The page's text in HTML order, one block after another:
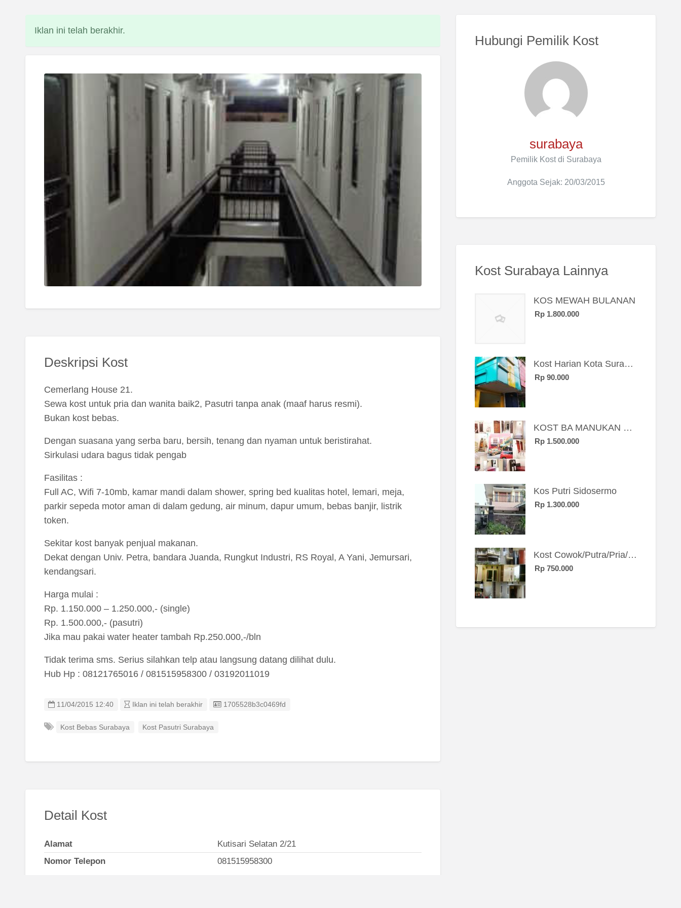
Iklan ini telah berakhir.
Deskripsi Kost
Cemerlang House 21.
Sewa kost untuk pria dan wanita baik2, Pasutri tanpa anak (maaf harus resmi).
Bukan kost bebas.
Dengan suasana yang serba baru, bersih, tenang dan nyaman untuk beristirahat.
Sirkulasi udara bagus tidak pengab
Fasilitas :
Full AC, Wifi 7-10mb, kamar mandi dalam shower, spring bed kualitas hotel, lemari, meja,
parkir sepeda motor aman di dalam gedung, air minum, dapur umum, bebas banjir, listrik
token.
Sekitar kost banyak penjual makanan.
Dekat dengan Univ. Petra, bandara Juanda, Rungkut Industri, RS Royal, A Yani, Jemursari,
kendangsari.
Harga mulai :
Rp. 1.150.000 – 1.250.000,- (single)
Rp. 1.500.000,- (pasutri)
Jika mau pakai water heater tambah Rp.250.000,-/bln
Tidak terima sms. Serius silahkan telp atau langsung datang dilihat dulu.
Hub Hp : 08121765016 / 081515958300 / 03192011019
11/04/2015 12:40 Iklan ini telah berakhir Listing ID
1705528b3c0469fd
Kost Bebas Surabaya Kost Pasutri Surabaya
Detail Kost
Alamat
Kutisari Selatan 2/21
Nomor Telepon
081515958300
Hubungi Pemilik Kost
surabaya
Pemilik Kost di Surabaya
Anggota Sejak: 20/03/2015
Kost Surabaya Lainnya
KOS MEWAH BULANAN
Rp 1.800.000
Kost Harian Kota Surabaya “Sierra Kost”
Rp 90.000
KOST BA MANUKAN SBY BRT
Rp 1.500.000
Kos Putri Sidosermo
Rp 1.300.000
Kost Cowok/Putra/Pria/Mahasiswa/Karyawan SIngle eksklusif bangunan baru
Rp 750.000